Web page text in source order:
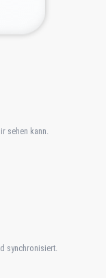
sehen kann.
synchronisiert.